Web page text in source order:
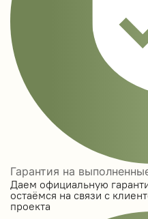
Гарантия на
Даем официальную
остаёмся на связи с
проекта